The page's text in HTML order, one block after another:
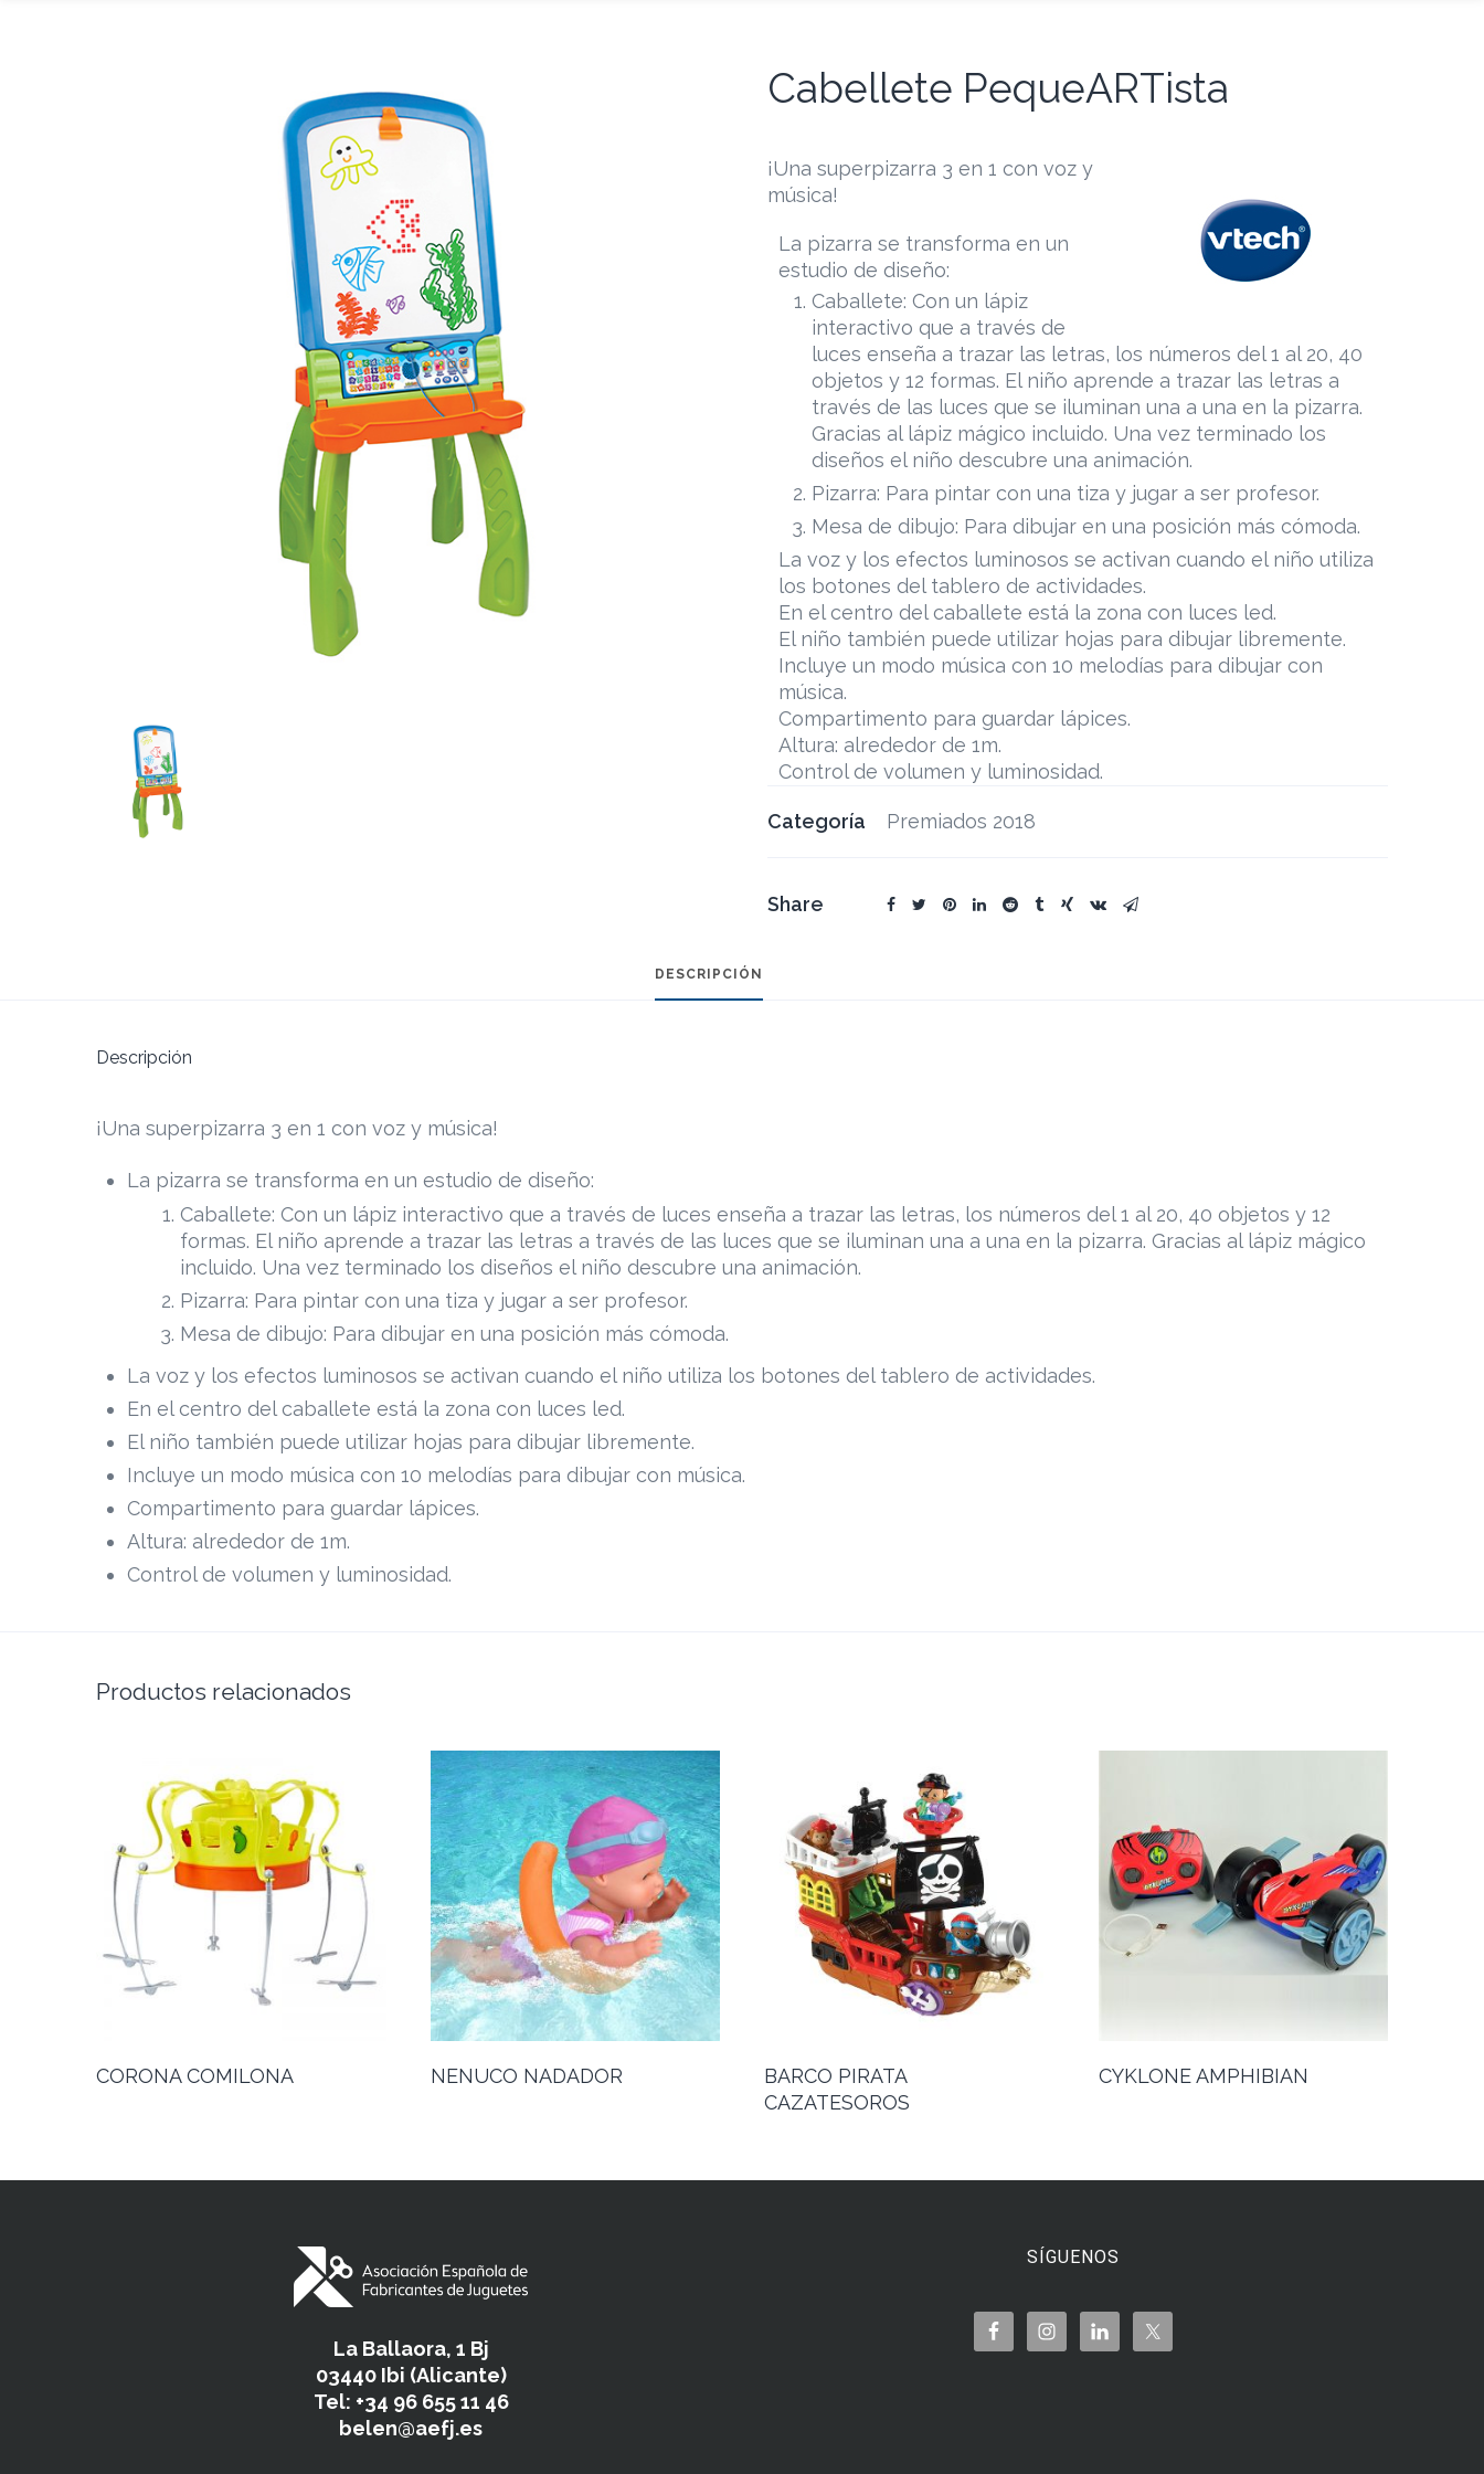
Cabellete PequeARTista
¡Una superpizarra 3 en 1 con voz y
música!
La pizarra se transforma en un
estudio de diseño:
Caballete: Con un lápiz
interactivo que a través de
luces enseña a trazar las letras, los números del 1 al 20, 40
objetos y 12 formas. El niño aprende a trazar las letras a
través de las luces que se iluminan una a una en la pizarra.
Gracias al lápiz mágico incluido. Una vez terminado los
diseños el niño descubre una animación.
Pizarra: Para pintar con una tiza y jugar a ser profesor.
Mesa de dibujo: Para dibujar en una posición más cómoda.
La voz y los efectos luminosos se activan cuando el niño utiliza
los botones del tablero de actividades.
En el centro del caballete está la zona con luces led.
El niño también puede utilizar hojas para dibujar libremente.
Incluye un modo música con 10 melodías para dibujar con
música.
Compartimento para guardar lápices.
Altura: alrededor de 1m.
Control de volumen y luminosidad.
Categoría Premiados 2018
Share
DESCRIPCIÓN
Descripción
¡Una superpizarra 3 en 1 con voz y música!
La pizarra se transforma en un estudio de diseño:
Caballete: Con un lápiz interactivo que a través de luces enseña a trazar las letras, los números del 1 al 20, 40 objetos y 12
formas. El niño aprende a trazar las letras a través de las luces que se iluminan una a una en la pizarra. Gracias al lápiz mágico
incluido. Una vez terminado los diseños el niño descubre una animación.
Pizarra: Para pintar con una tiza y jugar a ser profesor.
Mesa de dibujo: Para dibujar en una posición más cómoda.
La voz y los efectos luminosos se activan cuando el niño utiliza los botones del tablero de actividades.
En el centro del caballete está la zona con luces led.
El niño también puede utilizar hojas para dibujar libremente.
Incluye un modo música con 10 melodías para dibujar con música.
Compartimento para guardar lápices.
Altura: alrededor de 1m.
Control de volumen y luminosidad.
Productos relacionados
CORONA COMILONA NENUCO NADADOR
BARCO PIRATA
CAZATESOROS
CYKLONE AMPHIBIAN
La Ballaora, 1 Bj
03440 Ibi (Alicante)
Tel: +34 96 655 11 46
belen@aefj.es
SÍGUENOS